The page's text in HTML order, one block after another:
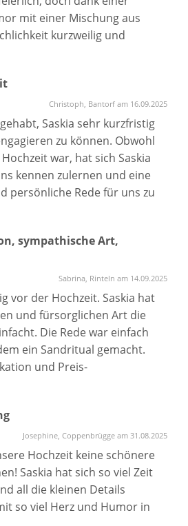
mit einer Mischung aus
kurzweilig und
würde sie das Brautpaar
auf das
hat – jeder Satz fühlte sich
an, sodass
beim Brautpaar ein
Eheversprechen erneuern
definitiv meine
ich sagen: Sie schafft eine
fühlen können.
fühlte, geht zum
Christoph, Bantorf am 16.09.2025
Saskia sehr kurzfristig
zu können. Obwohl
war, hat sich Saskia
kennen zulernen und eine
persönliche Rede für uns zu
dafür gesorgt, dass unserere
sympathische Art,
Sabrina, Rinteln am 14.09.2025
vor der Hochzeit. Saskia hat
und fürsorglichen Art die
Die Rede war einfach
ein Sandritual gemacht.
und Preis-
locker, romantisch und
Josephine, Coppenbrügge am 31.08.2025
Hochzeit keine schönere
Saskia hat sich so viel Zeit
all die kleinen Details
so viel Herz und Humor in